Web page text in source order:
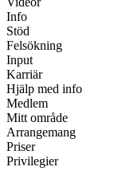
Info
Stöd
Felsökning
Input
Karriär
Hjälp med info
Medlem
Mitt område
Arrangemang
Priser
Privilegier